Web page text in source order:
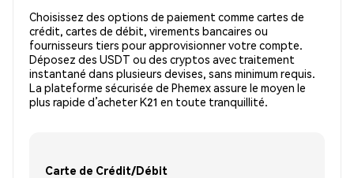
Choisissez des options de paiement comme cartes de
crédit, cartes de débit, virements bancaires ou
fournisseurs tiers pour approvisionner votre compte.
Déposez des USDT ou des cryptos avec traitement
instantané dans plusieurs devises, sans minimum requis.
La plateforme sécurisée de Phemex assure le moyen le
plus rapide d’acheter K21 en toute tranquillité.
Carte de Crédit/Débit